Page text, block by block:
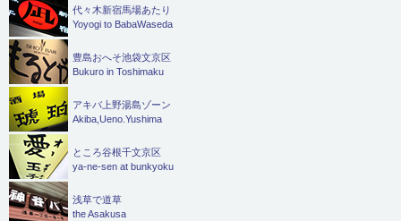
代々木新宿馬場あたり
Yoyogi to BabaWaseda
豊島おへそ池袋文京区
Bukuro in Toshimaku
アキバ上野湯島ゾーン
Akiba,Ueno.Yushima
ところ谷根千文京区
ya-ne-sen at bunkyoku
浅草で道草
the Asakusa